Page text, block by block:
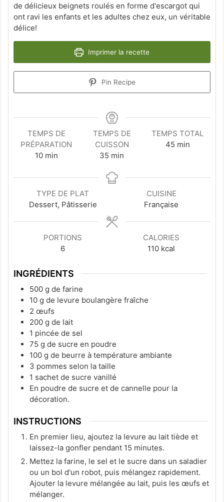
de délicieux beignets roulés en forme d'escargot qui
ont ravi les enfants et les adultes chez eux, un véritable
délice!
Imprimer la recette
Pin Recipe
TEMPS DE
PRÉPARATION
10minutes
min
TEMPS DE
CUISSON
35 minutes
min
TEMPS TOTAL
45minutes
min
TYPE DE PLAT
Dessert, Pâtisserie
CUISINE
Française
PORTIONS
6
CALORIES
110 kcal
INGRÉDIENTS
500 g de farine
10 g de levure boulangère fraîche
2 œufs
200 g de lait
1 pincée de sel
75 g de sucre en poudre
100 g de beurre à température ambiante
3 pommes selon la taille
1 sachet de sucre vanillé
En poudre de sucre et de cannelle pour la
décoration.
INSTRUCTIONS
En premier lieu, ajoutez la levure au lait tiède et
laissez-la gonfler pendant 15 minutes.
Mettez la farine, le sel et le sucre dans un saladier
ou un bol d'un robot, puis mélangez rapidement.
Ajouter la levure mélangée au lait, puis les œufs et
mélanger.